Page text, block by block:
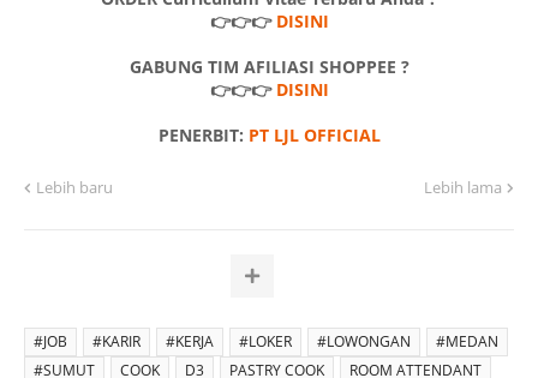
👉👉👉 DISINI
GABUNG TIM AFILIASI SHOPPEE ?
👉👉👉 DISINI
PENERBIT: PT LJL OFFICIAL
Lebih baru Lebih lama
#JOB #KARIR #KERJA #LOKER #LOWONGAN
#MEDAN
#SUMUT
COOK D3 PASTRY COOK
ROOM ATTENDANT